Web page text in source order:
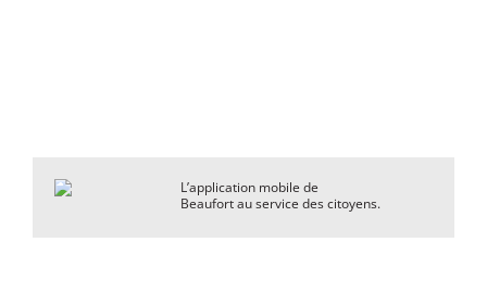
L’application mobile de
Beaufort au service des citoyens.